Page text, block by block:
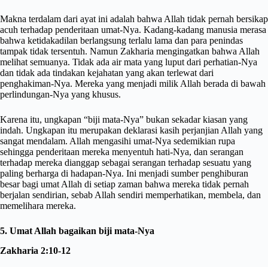
Makna terdalam dari ayat ini adalah bahwa Allah tidak pernah bersikap
acuh terhadap penderitaan umat-Nya. Kadang-kadang manusia merasa
bahwa ketidakadilan berlangsung terlalu lama dan para penindas
tampak tidak tersentuh. Namun Zakharia mengingatkan bahwa Allah
melihat semuanya. Tidak ada air mata yang luput dari perhatian-Nya
dan tidak ada tindakan kejahatan yang akan terlewat dari
penghakiman-Nya. Mereka yang menjadi milik Allah berada di bawah
perlindungan-Nya yang khusus.
Karena itu, ungkapan “biji mata-Nya” bukan sekadar kiasan yang
indah. Ungkapan itu merupakan deklarasi kasih perjanjian Allah yang
sangat mendalam. Allah mengasihi umat-Nya sedemikian rupa
sehingga penderitaan mereka menyentuh hati-Nya, dan serangan
terhadap mereka dianggap sebagai serangan terhadap sesuatu yang
paling berharga di hadapan-Nya. Ini menjadi sumber penghiburan
besar bagi umat Allah di setiap zaman bahwa mereka tidak pernah
berjalan sendirian, sebab Allah sendiri memperhatikan, membela, dan
memelihara mereka.
5. Umat Allah bagaikan biji mata-Nya
Zakharia 2:10-12